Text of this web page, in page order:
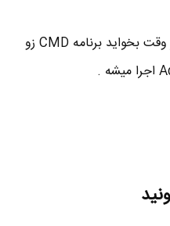
■ تموم شد ! دیگه از این به بعد هر وقت بخواید برنامه CMD زو